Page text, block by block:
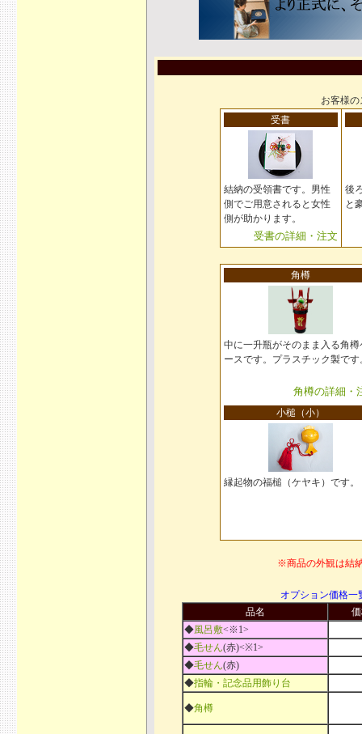
お客様
受書
結納の受領書です。男性
側でご用意されると女性
側が助かります。
受書の詳細・注文
後
と
角樽
中に一升瓶がそのまま入る角樽
ースです。プラスチック製です
角樽の詳細・
小槌（小）
縁起物の福槌（ケヤキ）です。
※商品の外観は結
オプション価格一
品名
◆風呂敷<※1>
◆毛せん(赤)<※1>
◆毛せん(赤)
◆指輪・記念品用飾り台
◆角樽